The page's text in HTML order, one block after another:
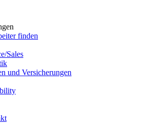
finden
Sales
und Versicherungen